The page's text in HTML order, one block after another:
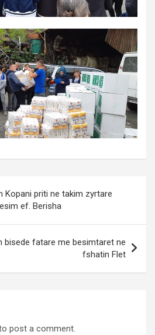
Kopani priti ne takim zyrtare
ef. Berisha
bisede fatare me besimtaret ne
fshatin Flet
post a comment.